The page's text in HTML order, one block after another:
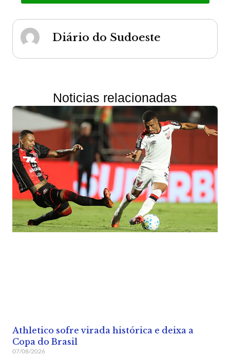
Diário do Sudoeste
Noticias relacionadas
Athletico sofre virada histórica e deixa a
Copa do Brasil
07/08/2026